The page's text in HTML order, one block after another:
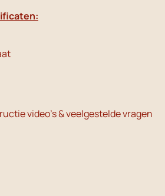
video's & veelgestelde vragen